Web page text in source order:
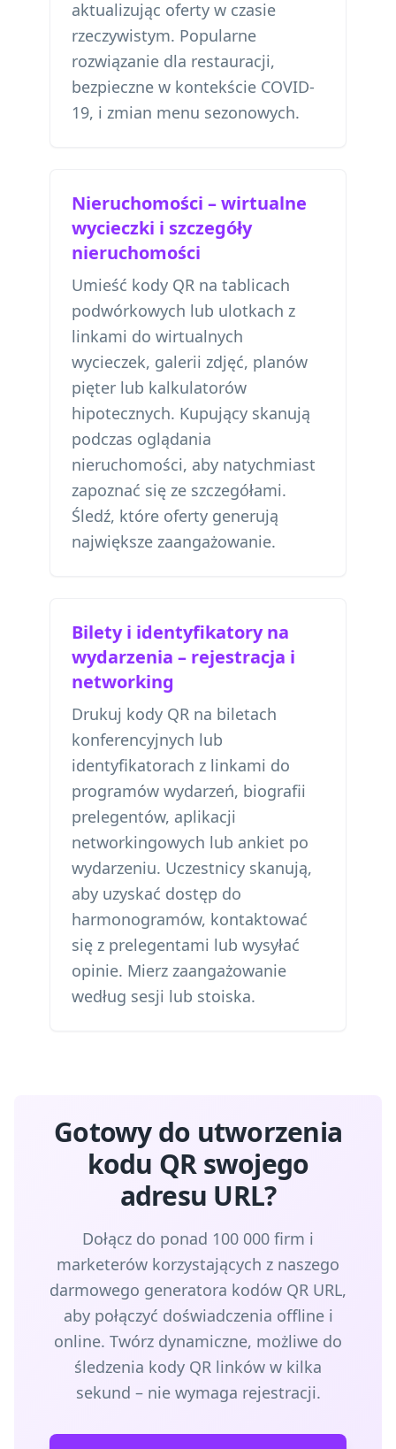
aktualizując oferty w czasie
rzeczywistym. Popularne
rozwiązanie dla restauracji,
bezpieczne w kontekście COVID-
19, i zmian menu sezonowych.
Nieruchomości – wirtualne
wycieczki i szczegóły
nieruchomości
Umieść kody QR na tablicach
podwórkowych lub ulotkach z
linkami do wirtualnych
wycieczek, galerii zdjęć, planów
pięter lub kalkulatorów
hipotecznych. Kupujący skanują
podczas oglądania
nieruchomości, aby natychmiast
zapoznać się ze szczegółami.
Śledź, które oferty generują
największe zaangażowanie.
Bilety i identyfikatory na
wydarzenia – rejestracja i
networking
Drukuj kody QR na biletach
konferencyjnych lub
identyfikatorach z linkami do
programów wydarzeń, biografii
prelegentów, aplikacji
networkingowych lub ankiet po
wydarzeniu. Uczestnicy skanują,
aby uzyskać dostęp do
harmonogramów, kontaktować
się z prelegentami lub wysyłać
opinie. Mierz zaangażowanie
według sesji lub stoiska.
Gotowy do utworzenia
kodu QR swojego
adresu URL?
Dołącz do ponad 100 000 firm i
marketerów korzystających z naszego
darmowego generatora kodów QR URL,
aby połączyć doświadczenia offline i
online. Twórz dynamiczne, możliwe do
śledzenia kody QR linków w kilka
sekund – nie wymaga rejestracji.